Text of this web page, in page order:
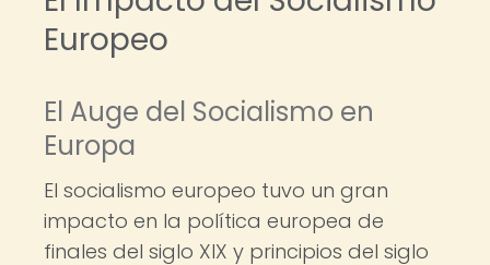
Europeo
El Auge del Socialismo en
Europa
El socialismo europeo tuvo un gran
impacto en la política europea de
finales del siglo XIX y principios del siglo